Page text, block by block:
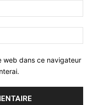
web dans ce navigateur